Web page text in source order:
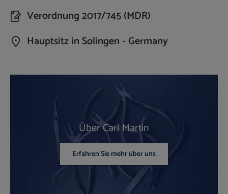
Verordnung 2017/745 (MDR)
Hauptsitz in Solingen - Germany
Über Carl Martin
Erfahren Sie mehr über uns